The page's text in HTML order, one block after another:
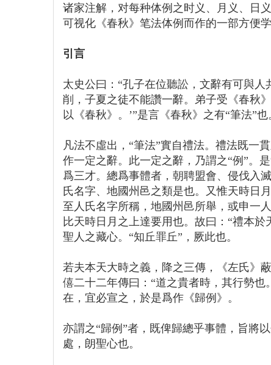
诸家注解，对每种体例之时义、月义、日
可视化《春秋》笔法体例而作的一部方便
引言
太史公曰：“孔子在位聽訟，文辭有可與
削，子夏之徒不能讚一辭。弟子受《春秋
以《春秋》。’”是言《春秋》之有“筆法”也
凡法不虛出，“筆法”實自禮法。禮法既一
作一定之辭。此一定之辭，乃謂之“例”。
爲三才。總爲事體者，朝聘盟會、侵伐入
氏名字、地國州邑之類是也。又惟天時日
至人氏名字所稱，地國州邑所舉，或申一
比天時日月之上達要用也。故曰：“禮本
聖人之藏心。“知丘罪丘”，厥此也。
若夫本天大時之義，降之三傳，《左氏》
僖二十二年傳曰：“道之貴者時，其行勢
在，宜必宣之，於是爲作《歸例》。
亦謂之“歸例”者，既俾歸總乎事體，旨將
處，朗聖心也。